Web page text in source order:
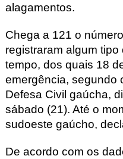
alagamentos.
Chega a 121 o
registraram algum
tempo, dos quais 18
emergência, segundo
Defesa Civil gaúcha,
sábado (21). Até o
sudoeste gaúcho,
De acordo com os